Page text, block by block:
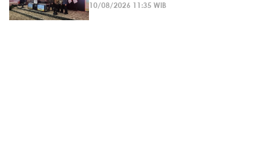
10/08/2026 11:35 WIB